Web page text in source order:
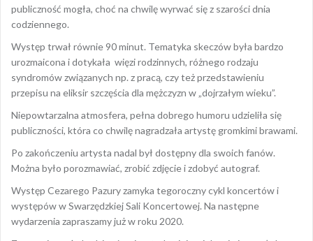
publiczność mogła, choć na chwilę wyrwać się z szarości dnia
codziennego.
Występ trwał równie 90 minut. Tematyka skeczów była bardzo
urozmaicona i dotykała więzi rodzinnych, różnego rodzaju
syndromów związanych np. z pracą, czy też przedstawieniu
przepisu na eliksir szczęścia dla mężczyzn w „dojrzałym wieku”.
Niepowtarzalna atmosfera, pełna dobrego humoru udzieliła się
publiczności, która co chwilę nagradzała artystę gromkimi brawami.
Po zakończeniu artysta nadal był dostępny dla swoich fanów.
Można było porozmawiać, zrobić zdjęcie i zdobyć autograf.
Występ Cezarego Pazury zamyka tegoroczny cykl koncertów i
występów w Swarzędzkiej Sali Koncertowej. Na następne
wydarzenia zapraszamy już w roku 2020.